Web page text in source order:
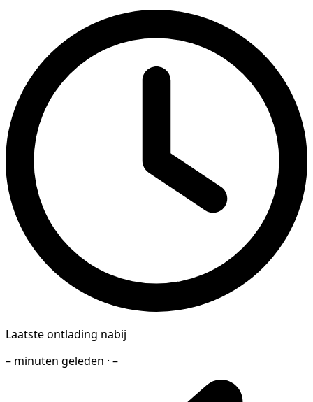
Laatste ontlading nabij
– minuten geleden · –